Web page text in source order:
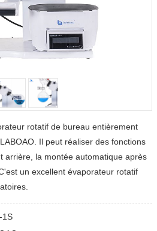
rotatif de bureau entièrement
Il peut réaliser des fonctions
arrière, la montée automatique après
un excellent évaporateur rotatif
1S